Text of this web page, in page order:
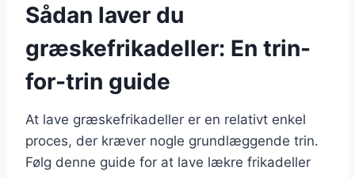
Sådan laver du
græskefrikadeller: En trin-
for-trin guide
At lave græskefrikadeller er en relativt enkel
proces, der kræver nogle grundlæggende trin.
Følg denne guide for at lave lækre frikadeller